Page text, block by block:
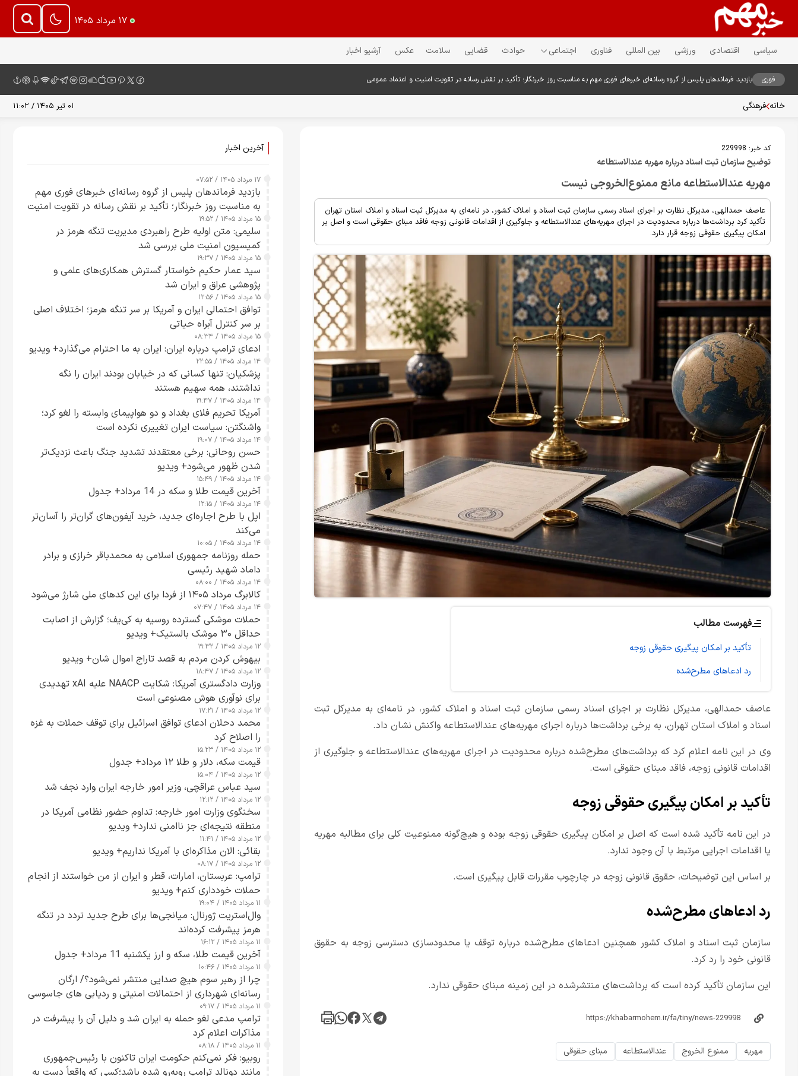
۱۷ مرداد ۱۴۰۵
سیاسی اقتصادی ورزشی بین المللی فناوری اجتماعی حوادث قضایی سلامت عکس آرشیو اخبار
فوری بازدید فرماندهان پلیس از گروه رسانه‌ای خبرهای فوری مهم به مناسبت روز خبرنگار؛ تأکید بر نقش رسانه در تقویت امنیت و اعتماد عمومی
خانه فرهنگی ۰۱ تیر ۱۴۰۵ / ۱۱:۰۲
کد خبر: 229998
توضیح سازمان ثبت اسناد درباره مهریه عندالاستطاعه
مهریه عندالاستطاعه مانع ممنوع‌الخروجی نیست
عاصف حمدالهی، مدیرکل نظارت بر اجرای اسناد رسمی سازمان ثبت اسناد و املاک کشور، در نامه‌ای به مدیرکل ثبت اسناد و املاک استان تهران
تأکید کرد برداشت‌ها درباره محدودیت در اجرای مهریه‌های عندالاستطاعه و جلوگیری از اقدامات قانونی زوجه فاقد مبنای حقوقی است و اصل بر
امکان پیگیری حقوقی زوجه قرار دارد.
فهرست مطالب
تأکید بر امکان پیگیری حقوقی زوجه
رد ادعاهای مطرح‌شده
عاصف حمدالهی، مدیرکل نظارت بر اجرای اسناد رسمی سازمان ثبت اسناد و املاک کشور، در نامه‌ای به مدیرکل ثبت
اسناد و املاک استان تهران، به برخی برداشت‌ها درباره اجرای مهریه‌های عندالاستطاعه واکنش نشان داد.
وی در این نامه اعلام کرد که برداشت‌های مطرح‌شده درباره محدودیت در اجرای مهریه‌های عندالاستطاعه و جلوگیری از
اقدامات قانونی زوجه، فاقد مبنای حقوقی است.
تأکید بر امکان پیگیری حقوقی زوجه
در این نامه تأکید شده است که اصل بر امکان پیگیری حقوقی زوجه بوده و هیچ‌گونه ممنوعیت کلی برای مطالبه مهریه
یا اقدامات اجرایی مرتبط با آن وجود ندارد.
بر اساس این توضیحات، حقوق قانونی زوجه در چارچوب مقررات قابل پیگیری است.
رد ادعاهای مطرح‌شده
سازمان ثبت اسناد و املاک کشور همچنین ادعاهای مطرح‌شده درباره توقف یا محدودسازی دسترسی زوجه به حقوق
قانونی خود را رد کرد.
این سازمان تأکید کرده است که برداشت‌های منتشرشده در این زمینه مبنای حقوقی ندارد.
مهریه ممنوع الخروج عندالاستطاعه مبنای حقوقی
آخرین اخبار
۱۷ مرداد ۱۴۰۵ / ۰۷:۵۲
بازدید فرماندهان پلیس از گروه رسانه‌ای خبرهای فوری مهم
به مناسبت روز خبرنگار؛ تأکید بر نقش رسانه در تقویت امنیت
و اعتماد عمومی
۱۵ مرداد ۱۴۰۵ / ۱۹:۵۲
سلیمی: متن اولیه طرح راهبردی مدیریت تنگه هرمز در
کمیسیون امنیت ملی بررسی شد
۱۵ مرداد ۱۴۰۵ / ۱۹:۳۷
سید عمار حکیم خواستار گسترش همکاری‌های علمی و
پژوهشی عراق و ایران شد
۱۵ مرداد ۱۴۰۵ / ۱۲:۵۶
توافق احتمالی ایران و آمریکا بر سر تنگه هرمز؛ اختلاف اصلی
بر سر کنترل آبراه حیاتی
۱۵ مرداد ۱۴۰۵ / ۰۸:۳۴
ادعای ترامپ درباره ایران: ایران به ما احترام می‌گذارد+ ویدیو
۱۴ مرداد ۱۴۰۵ / ۲۲:۵۵
پزشکیان: تنها کسانی که در خیابان بودند ایران را نگه
نداشتند، همه سهیم هستند
۱۴ مرداد ۱۴۰۵ / ۱۹:۴۷
آمریکا تحریم فلای بغداد و دو هواپیمای وابسته را لغو کرد؛
واشنگتن: سیاست ایران تغییری نکرده است
۱۴ مرداد ۱۴۰۵ / ۱۹:۰۷
حسن روحانی: برخی معتقدند تشدید جنگ باعث نزدیک‌تر
شدن ظهور می‌شود+ ویدیو
۱۴ مرداد ۱۴۰۵ / ۱۵:۴۹
آخرین قیمت طلا و سکه در 14 مرداد+ جدول
۱۴ مرداد ۱۴۰۵ / ۱۲:۱۵
اپل با طرح اجاره‌ای جدید، خرید آیفون‌های گران‌تر را آسان‌تر
می‌کند
۱۴ مرداد ۱۴۰۵ / ۱۰:۰۵
حمله روزنامه جمهوری اسلامی به محمدباقر خرازی و برادر
داماد شهید رئیسی
۱۴ مرداد ۱۴۰۵ / ۰۸:۰۰
کالابرگ مرداد ۱۴۰۵ از فردا برای این کدهای ملی شارژ می‌شود
۱۴ مرداد ۱۴۰۵ / ۰۷:۴۷
حملات موشکی گسترده روسیه به کی‌یف؛ گزارش از اصابت
حداقل ۳۰ موشک بالستیک+ ویدیو
۱۲ مرداد ۱۴۰۵ / ۱۹:۳۲
بیهوش کردن مردم به قصد تاراج اموال شان+ ویدیو
۱۲ مرداد ۱۴۰۵ / ۱۸:۴۷
وزارت دادگستری آمریکا: شکایت NAACP علیه xAI تهدیدی
برای نوآوری هوش مصنوعی است
۱۲ مرداد ۱۴۰۵ / ۱۷:۲۱
محمد دحلان ادعای توافق اسرائیل برای توقف حملات به غزه
را اصلاح کرد
۱۲ مرداد ۱۴۰۵ / ۱۵:۲۳
قیمت سکه، دلار و طلا ۱۲ مرداد+ جدول
۱۲ مرداد ۱۴۰۵ / ۱۵:۰۴
سید عباس عراقچی، وزیر امور خارجه ایران وارد نجف شد
۱۲ مرداد ۱۴۰۵ / ۱۲:۱۲
سخنگوی وزارت امور خارجه: تداوم حضور نظامی آمریکا در
منطقه نتیجه‌ای جز ناامنی ندارد+ ویدیو
۱۲ مرداد ۱۴۰۵ / ۱۱:۴۱
بقائی: الان مذاکره‌ای با آمریکا نداریم+ ویدیو
۱۲ مرداد ۱۴۰۵ / ۰۸:۱۷
ترامپ: عربستان، امارات، قطر و ایران از من خواستند از انجام
حملات خودداری کنم+ ویدیو
۱۱ مرداد ۱۴۰۵ / ۱۹:۰۴
وال‌استریت ژورنال: میانجی‌ها برای طرح جدید تردد در تنگه
هرمز پیشرفت کرده‌اند
۱۱ مرداد ۱۴۰۵ / ۱۶:۱۲
آخرین قیمت طلا، سکه و ارز یکشنبه 11 مرداد+ جدول
۱۱ مرداد ۱۴۰۵ / ۱۰:۴۶
چرا از رهبر سوم هیچ صدایی منتشر نمی‌شود؟/ ارگان
رسانه‌ای شهرداری از احتمالات امنیتی و ردیابی های جاسوسی
گفت
۱۱ مرداد ۱۴۰۵ / ۰۹:۱۷
ترامپ مدعی لغو حمله به ایران شد و دلیل آن را پیشرفت در
مذاکرات اعلام کرد
۱۱ مرداد ۱۴۰۵ / ۰۸:۱۸
روبیو: فکر نمی‌کنم حکومت ایران تاکنون با رئیس‌جمهوری
مانند دونالد ترامپ روبه‌رو شده باشد؛کسی که واقعاً دست به